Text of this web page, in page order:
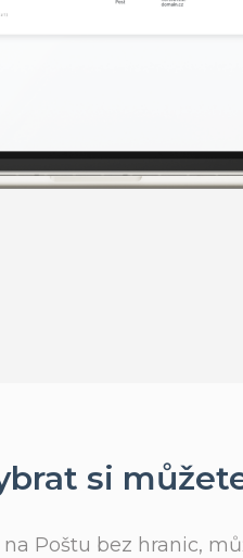
si
Poštu bez hranic,